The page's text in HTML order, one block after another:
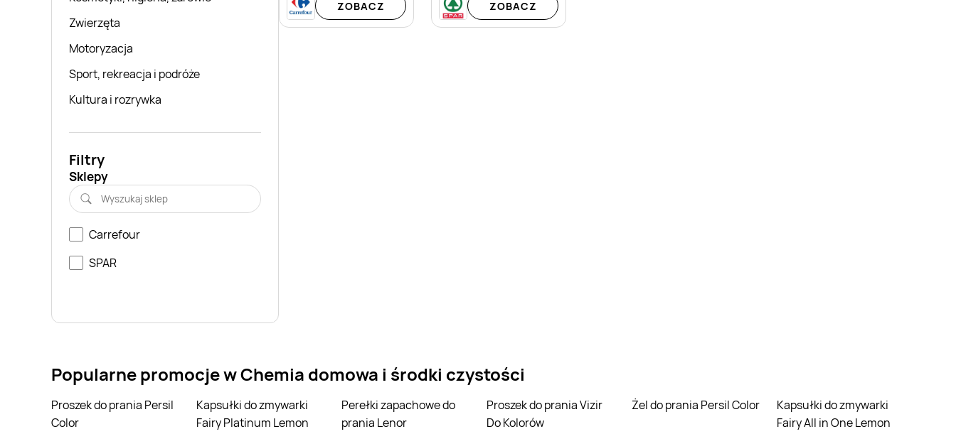
Zwierzęta
Motoryzacja
Sport, rekreacja i podróże
Kultura i rozrywka
Filtry
Sklepy
Carrefour
SPAR
ZOBACZ ZOBACZ
Popularne promocje w Chemia domowa i środki czystości
Proszek do prania Persil
Color
Kapsułki do zmywarki
Fairy Platinum Lemon
Perełki zapachowe do
prania Lenor
Proszek do prania Vizir
Do Kolorów
Żel do prania Persil Color
Kapsułki do zmywarki
Fairy All in One Lemon